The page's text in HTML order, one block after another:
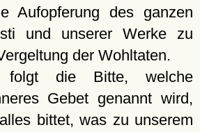
Aufopferung des ganzen
und unserer Werke zu
der Wohltaten.
folgt die Bitte, welche
Gebet genannt wird,
bittet, was zu unserem